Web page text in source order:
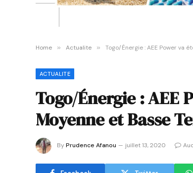
Home » Actualite » Togo/Énergie : AEE Power va
ACTUALITE
Togo/Énergie : AEE
Moyenne et Basse
ByPrudence Afanou juillet 13, 2020